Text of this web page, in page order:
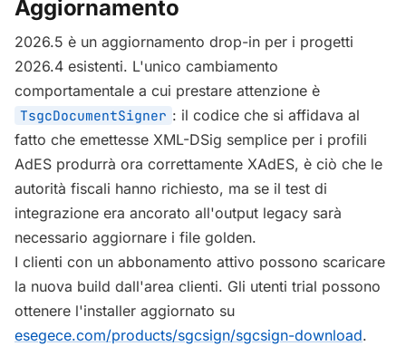
Aggiornamento
2026.5 è un aggiornamento drop-in per i progetti
2026.4 esistenti. L'unico cambiamento
comportamentale a cui prestare attenzione è
TsgcDocumentSigner : il codice che si affidava al
fatto che emettesse XML-DSig semplice per i profili
AdES produrrà ora correttamente XAdES, è ciò che le
autorità fiscali hanno richiesto, ma se il test di
integrazione era ancorato all'output legacy sarà
necessario aggiornare i file golden.
I clienti con un abbonamento attivo possono scaricare
la nuova build dall'area clienti. Gli utenti trial possono
ottenere l'installer aggiornato su
esegece.com/products/sgcsign/sgcsign-download.